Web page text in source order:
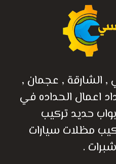
الشارقة , عجمان ,
اعمال الحداده في
حديد تركيب
مظلات سيارات
.